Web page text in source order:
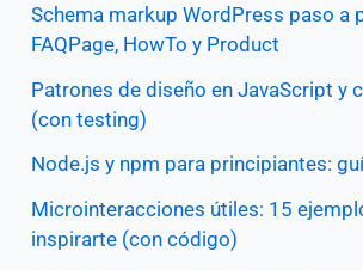
Schema markup WordPress paso a
FAQPage, HowTo y Product
Patrones de diseño en JavaScript y
(con testing)
Node.js y npm para principiantes:
Microinteracciones útiles: 15
inspirarte (con código)